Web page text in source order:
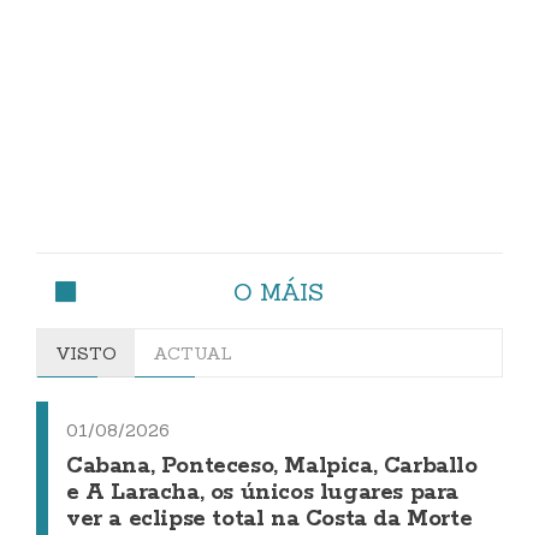
O MÁIS
VISTO ACTUAL
01/08/2026
Cabana, Ponteceso, Malpica, Carballo
e A Laracha, os únicos lugares para
ver a eclipse total na Costa da Morte